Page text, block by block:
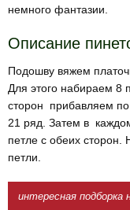
немного фантазии.
Описание
Подошву вяжем
Для этого набираем 8
сторон прибавляем
21 ряд. Затем в
петле с обеих сторон.
петли.
интересная подборка